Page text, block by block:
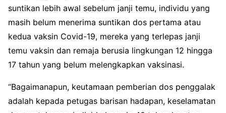
suntikan lebih awal sebelum janji temu, individu yang
masih belum menerima suntikan dos pertama atau
kedua vaksin Covid-19, mereka yang terlepas janji
temu vaksin dan remaja berusia lingkungan 12 hingga
17 tahun yang belum melengkapkan vaksinasi.
“Bagaimanapun, keutamaan pemberian dos penggalak
adalah kepada petugas barisan hadapan, keselamatan